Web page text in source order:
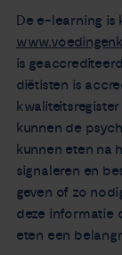
De e-learning is
is
diëtisten is
kunnen de
kunnen eten na
signaleren en
geven of zo
deze informatie
eten een